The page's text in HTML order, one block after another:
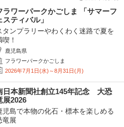
ラワーパークかごしま 「サマーフ
スティバル」
タンプラリーやわくわく迷路で夏を
喫！
鹿児島県
フラワーパークかごしま
2026年7月1日(水)～8月31日(月)
日本新聞社創立145年記念 大恐
展2026
児島で本物の化石・標本を楽しめる
竜展